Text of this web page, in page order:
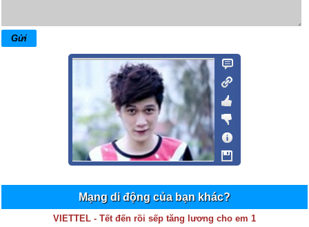
Mạng di động của bạn khác?
VIETTEL - Tết đến rồi sếp tăng lương cho em 1